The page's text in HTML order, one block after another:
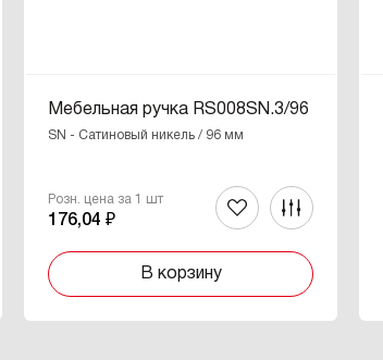
Мебельная ручка RS008SN.3/96
SN - Cатиновый никель / 96 мм
Розн. цена за 1 шт
176,04 ₽
В корзину